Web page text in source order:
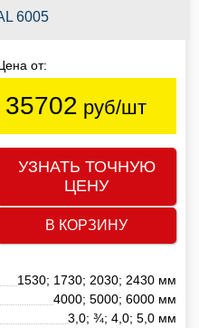
6005
от:
35702 руб/шт
УЗНАТЬ ТОЧНУЮ
ЦЕНУ
В КОРЗИНУ
1530; 1730; 2030; 2430 мм
4000; 5000; 6000 мм
3,0; ¾; 4,0; 5,0 мм